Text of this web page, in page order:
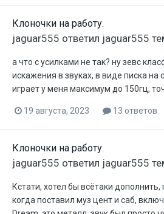
Клоночки на работу.
jaguar555 ответил jaguar555
а что с усилками не так? ну зевс
искажения в звуках, в виде писка на
играет у меня максимум до 150гц,
19 августа, 2023 13 ответов
Клоночки на работу.
jaguar555 ответил jaguar555
Кстати, хотел бы всётаки
когда поставил муз цент и саб,